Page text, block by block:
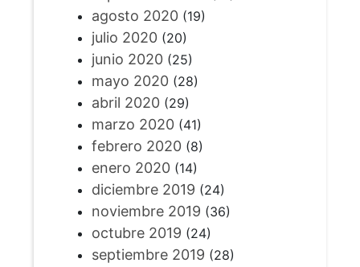
agosto 2020(19)
julio 2020(20)
junio 2020(25)
mayo 2020(28)
abril 2020(29)
marzo 2020(41)
febrero 2020(8)
enero 2020(14)
diciembre 2019 (24)
noviembre 2019 (36)
octubre 2019 (24)
septiembre 2019 (28)